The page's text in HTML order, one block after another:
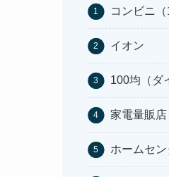
コンビニ（
イオン
100均（ダ
家電量販
ホームセ